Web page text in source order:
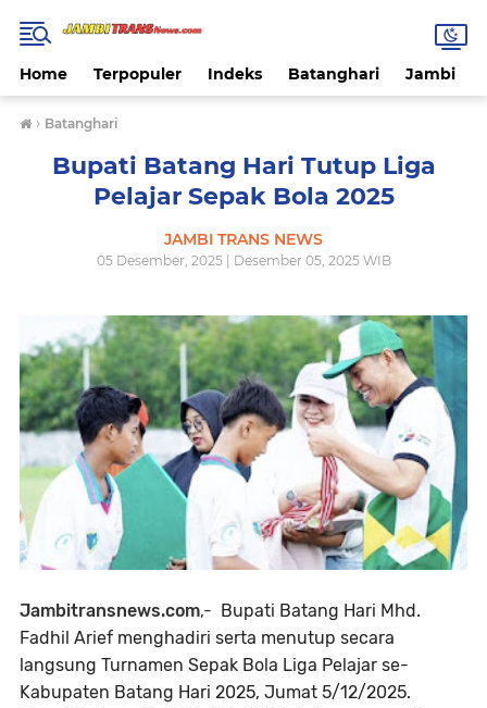
Home Terpopuler Indeks Batanghari Jambi
› Batanghari
Bupati Batang Hari Tutup Liga
Pelajar Sepak Bola 2025
JAMBI TRANS NEWS
05 Desember, 2025 | Desember 05, 2025 WIB
Jambitransnews.com,-
Bupati Batang Hari Mhd.
Fadhil Arief menghadiri serta menutup secara
langsung Turnamen Sepak Bola Liga Pelajar se-
Kabupaten Batang Hari 2025, Jumat 5/12/2025.